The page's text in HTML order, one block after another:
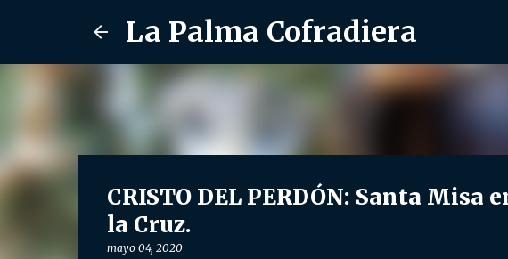
La Palma Cofradiera
CRISTO DEL PERDÓN: Santa Misa
la Cruz.
mayo 04, 2020